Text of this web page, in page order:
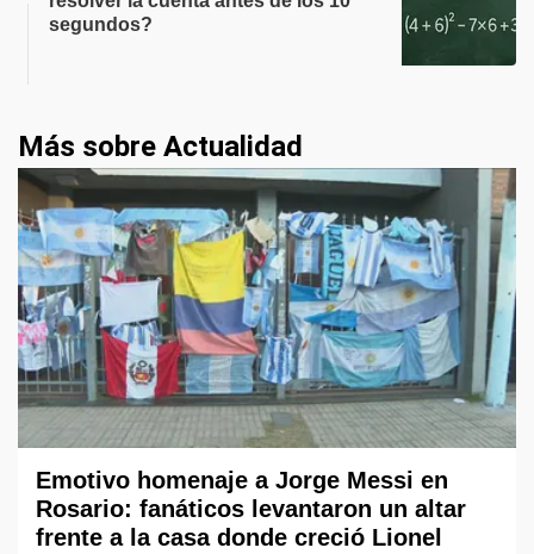
segundos?
Más sobre Actualidad
Emotivo homenaje a Jorge Messi en
Rosario: fanáticos levantaron un altar
frente a la casa donde creció Lionel